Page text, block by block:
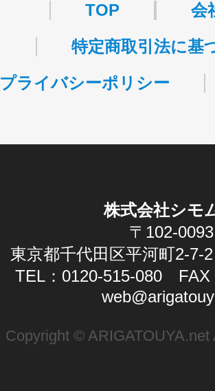
TOP
会
特定商取引法に基
プライバシーポリシー
株式会社シモ
〒102-0093
東京都千代田区平河町2-7-
TEL：0120-515-080 FAX
Copyright ©